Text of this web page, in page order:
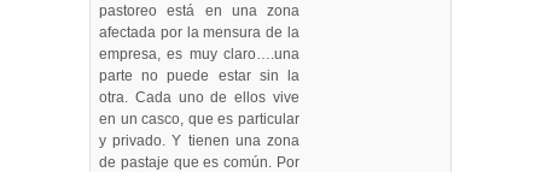
pastoreo está en una zona
afectada por la mensura de la
empresa, es muy claro….una
parte no puede estar sin la
otra. Cada uno de ellos vive
en un casco, que es particular
y privado. Y tienen una zona
de pastaje que es común. Por